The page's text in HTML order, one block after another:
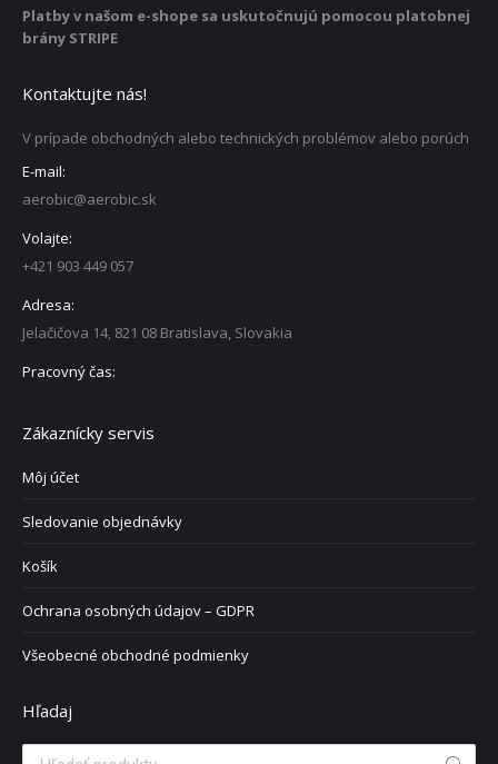
Platby v našom e-shope sa uskutočnujú pomocou platobnej
brány STRIPE
Kontaktujte nás!
V prípade obchodných alebo technických problémov alebo porúch
E-mail:
aerobic@aerobic.sk
Volajte:
+421 903 449 057
Adresa:
Jelačičova 14, 821 08 Bratislava, Slovakia
Pracovný čas:
Zákaznícky servis
Môj účet
Sledovanie objednávky
Košík
Ochrana osobných údajov – GDPR
Všeobecné obchodné podmienky
Hľadaj